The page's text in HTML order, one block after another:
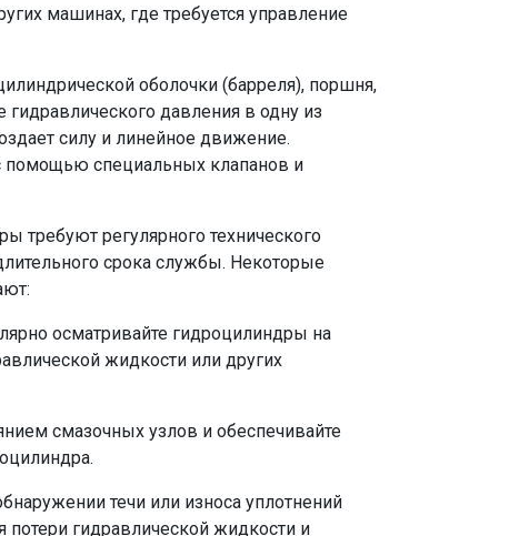
машинах, где требуется управление
оболочки (барреля), поршня,
давления в одну из
силу и линейное движение.
помощью специальных клапанов и
требуют регулярного технического
срока службы. Некоторые
осматривайте гидроцилиндры на
жидкости или других
смазочных узлов и обеспечивайте
течи или износа уплотнений
гидравлической жидкости и